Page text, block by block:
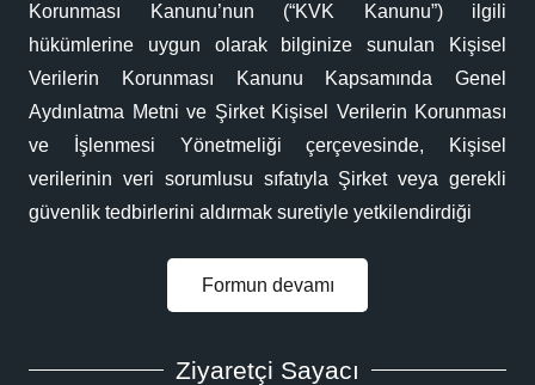
Firma Adı: Saraylar Turizm Tic.ltd.şti
T: +90 212 727 09 35
Fax : +90 212 727 09 36
Mail: erdoganboy@yahoo.com
Adres: Mimarsinan Mah.mimarsinan
No:20/11 Silivri/istanbul
Web Site: www.megasilivria.com
Korunması Kanunu’nun (“KVK Kanunu”) ilgili
hükümlerine uygun olarak bilginize sunulan Kişisel
Verilerin Korunması Kanunu Kapsamında Genel
Aydınlatma Metni ve Şirket Kişisel Verilerin Korunması
ve İşlenmesi Yönetmeliği çerçevesinde, Kişisel
verilerinin veri sorumlusu sıfatıyla Şirket veya gerekli
güvenlik tedbirlerini aldırmak suretiyle yetkilendirdiği
Formun devamı
Ziyaretçi Sayacı